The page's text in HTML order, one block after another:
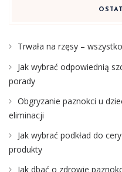
Trwała na rzęsy –
Jak wybrać odpowiednią
porady
Obgryzanie paznokci u
eliminacji
Jak wybrać podkład do
produkty
Jak dbać o zdrowie